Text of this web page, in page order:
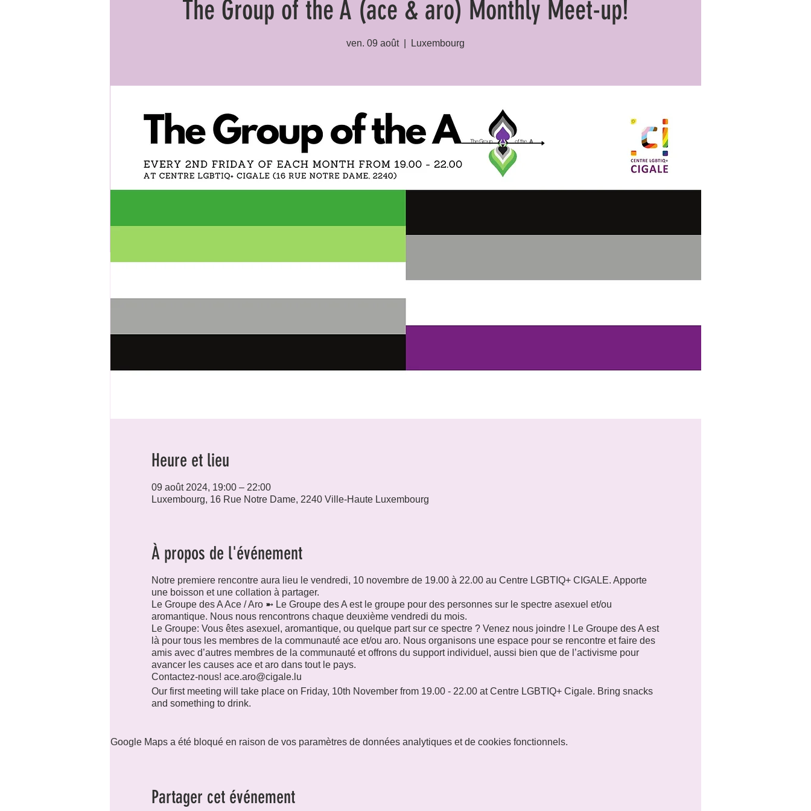
The Group of the A (ace & aro) Monthly Meet-up!
ven. 09 août
  |
Luxembourg
Heure et lieu
09 août 2024, 19:00 – 22:00
Luxembourg, 16 Rue Notre Dame, 2240 Ville-Haute Luxembourg
À propos de l'événement
Notre premiere rencontre aura lieu le vendredi, 10 novembre de 19.00 à 22.00 au Centre LGBTIQ+ CIGALE. Apporte
une boisson et une collation à partager.
Le Groupe des A Ace / Aro ➼ Le Groupe des A est le groupe pour des personnes sur le spectre asexuel et/ou
aromantique. Nous nous rencontrons chaque deuxième vendredi du mois.
Le Groupe: Vous êtes asexuel, aromantique, ou quelque part sur ce spectre ? Venez nous joindre ! Le Groupe des A est
là pour tous les membres de la communauté ace et/ou aro. Nous organisons une espace pour se rencontre et faire des
amis avec d’autres membres de la communauté et offrons du support individuel, aussi bien que de l’activisme pour
avancer les causes ace et aro dans tout le pays.
Contactez-nous! ace.aro@cigale.lu
Our first meeting will take place on Friday, 10th November from 19.00 - 22.00 at Centre LGBTIQ+ Cigale. Bring snacks
and something to drink.
The Group You are asexual, aromantic, or somewhere on this spectrum? Come join us! The Group of the A is there for
Contact us!
ace.aro@cigale.lu
Google Maps a été bloqué en raison de vos paramètres de données analytiques et de cookies fonctionnels.
Partager cet événement